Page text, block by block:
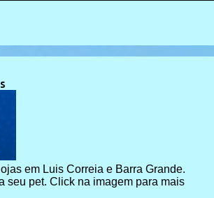
em Luis Correia e Barra Grande.
seu pet. Click na imagem para mais